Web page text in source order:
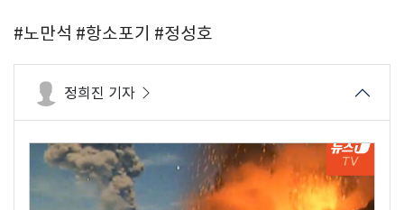
#노만석 #항소포기 #정성호
정희진 기자